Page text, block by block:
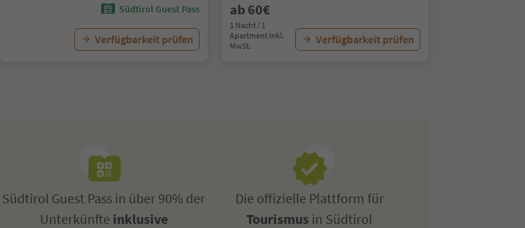
Südtirol Guest Pass
Verfügbarkeit prüfen
ab 60€
1 Nacht / 1
Apartment Inkl.
MwSt.
Verfügbarkeit prüfen
Südtirol Guest Pass in über 90% der
Unterkünfte inklusive
Die offizielle Plattform für
Tourismus in Südtirol